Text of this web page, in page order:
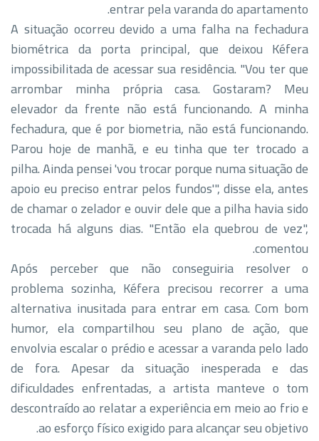
entrar pela varanda do apartamento.
A situação ocorreu devido a uma falha na fechadura
biométrica da porta principal, que deixou Kéfera
impossibilitada de acessar sua residência. "Vou ter que
arrombar minha própria casa. Gostaram? Meu
elevador da frente não está funcionando. A minha
fechadura, que é por biometria, não está funcionando.
Parou hoje de manhã, e eu tinha que ter trocado a
pilha. Ainda pensei 'vou trocar porque numa situação de
apoio eu preciso entrar pelos fundos'", disse ela, antes
de chamar o zelador e ouvir dele que a pilha havia sido
trocada há alguns dias. "Então ela quebrou de vez",
comentou.
Após perceber que não conseguiria resolver o
problema sozinha, Kéfera precisou recorrer a uma
alternativa inusitada para entrar em casa. Com bom
humor, ela compartilhou seu plano de ação, que
envolvia escalar o prédio e acessar a varanda pelo lado
de fora. Apesar da situação inesperada e das
dificuldades enfrentadas, a artista manteve o tom
descontraído ao relatar a experiência em meio ao frio e
ao esforço físico exigido para alcançar seu objetivo.